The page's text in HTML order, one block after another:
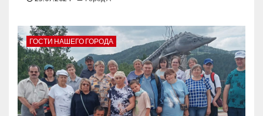
ГОСТИ НАШЕГО ГОРОДА